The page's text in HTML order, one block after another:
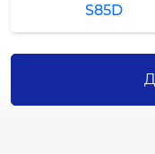
1-2 часа
от 1 000 ₽
Замена пульта
S85D